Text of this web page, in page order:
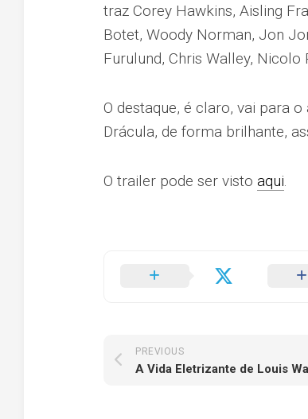
traz Corey Hawkins, Aisling
Botet, Woody Norman, Jon
Furulund, Chris Walley, Nicolo
O destaque, é claro, vai para
Drácula, de forma brilhante,
O trailer pode ser visto aqui.
PREVIOUS
A Vida Eletrizante de Louis